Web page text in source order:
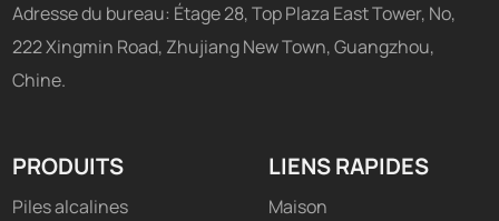
Adresse du bureau: Étage 28, Top Plaza East Tower, No,
222 Xingmin Road, Zhujiang New Town, Guangzhou,
Chine.
PRODUITS
Piles alcalines
LIENS RAPIDES
Maison